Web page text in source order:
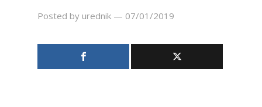
Posted by urednik — 07/01/2019